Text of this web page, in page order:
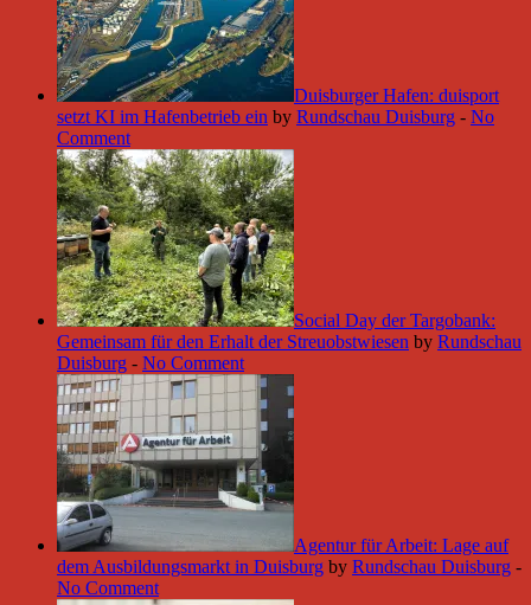
Duisburger Hafen: duisport
setzt KI im Hafenbetrieb ein by Rundschau Duisburg - No
Comment
Social Day der Targobank:
Gemeinsam für den Erhalt der Streuobstwiesen by Rundschau
Duisburg - No Comment
Agentur für Arbeit: Lage auf
dem Ausbildungsmarkt in Duisburg by Rundschau Duisburg -
No Comment